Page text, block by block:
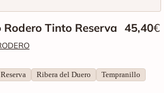
Rodero Tinto Reserva 45,40€
Reserva Ribera del Duero
Tempranillo